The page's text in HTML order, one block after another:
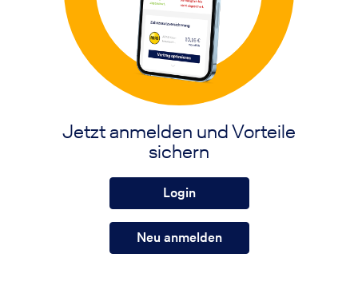
Jetzt anmelden und Vorteile
sichern
Login
Neu anmelden